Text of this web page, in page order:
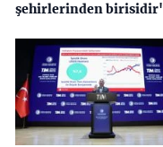
şehirlerinden birisidir'